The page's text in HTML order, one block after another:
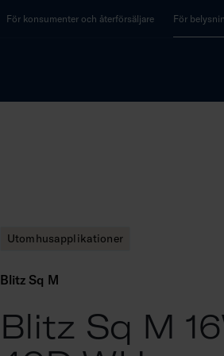
För konsumenter och återförsäljare För
Utomhusapplikationer
Blitz Sq M
Blitz Sq M